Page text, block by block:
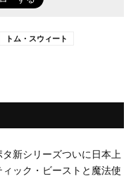
トム・スウィート
タ新シリーズついに日本上
ック・ビーストと魔法使